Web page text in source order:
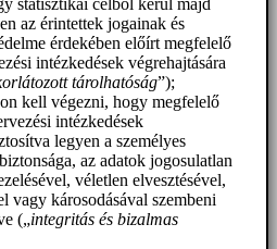
az érintettek jogainak és
érdekében előírt megfelelő
intézkedések végrehajtására
tárolhatóság”);
kell végezni, hogy megfelelő
intézkedések
legyen a személyes
az adatok jogosulatlan
véletlen elvesztésével,
vagy károsodásával szembeni
(„integritás és bizalmas